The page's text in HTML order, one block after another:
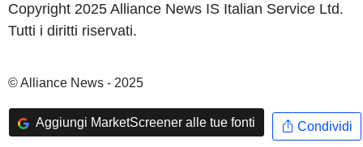
Copyright 2025 Alliance News IS Italian Service Ltd.
Tutti i diritti riservati.
© Alliance News - 2025
Aggiungi MarketScreener alle tue fonti Condividi